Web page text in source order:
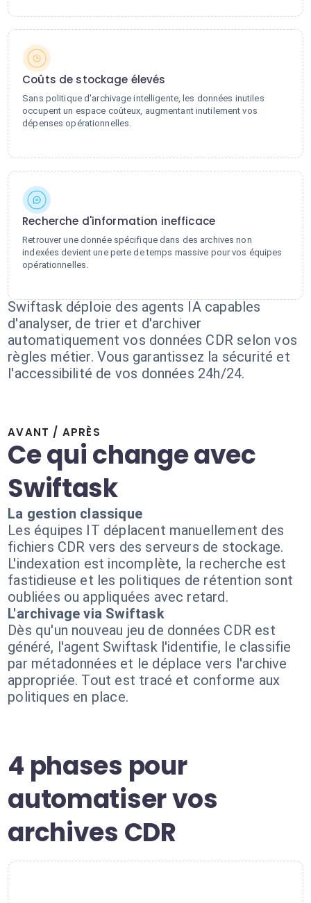
Coûts de stockage élevés
Sans politique d'archivage intelligente, les données inutiles
occupent un espace coûteux, augmentant inutilement vos
dépenses opérationnelles.
Recherche d'information inefficace
Retrouver une donnée spécifique dans des archives non
indexées devient une perte de temps massive pour vos équipes
opérationnelles.
Swiftask déploie des agents IA capables
d'analyser, de trier et d'archiver
automatiquement vos données CDR selon vos
règles métier. Vous garantissez la sécurité et
l'accessibilité de vos données 24h/24.
AVANT / APRÈS
Ce qui change avec
Swiftask
La gestion classique
Les équipes IT déplacent manuellement des
fichiers CDR vers des serveurs de stockage.
L'indexation est incomplète, la recherche est
fastidieuse et les politiques de rétention sont
oubliées ou appliquées avec retard.
L'archivage via Swiftask
Dès qu'un nouveau jeu de données CDR est
généré, l'agent Swiftask l'identifie, le classifie
par métadonnées et le déplace vers l'archive
appropriée. Tout est tracé et conforme aux
politiques en place.
4 phases pour
automatiser vos
archives CDR